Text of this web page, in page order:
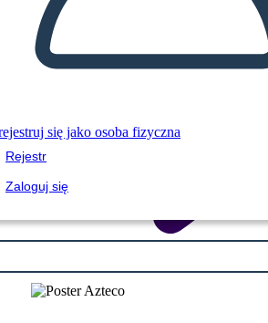
się jako osoba fizyczna
Rejestr
Zaloguj się